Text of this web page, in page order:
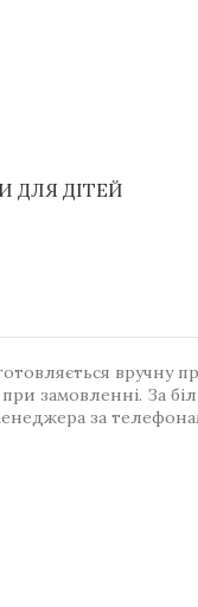
ДЛЯ ДІТЕЙ
вручну
при замовленні. За
за